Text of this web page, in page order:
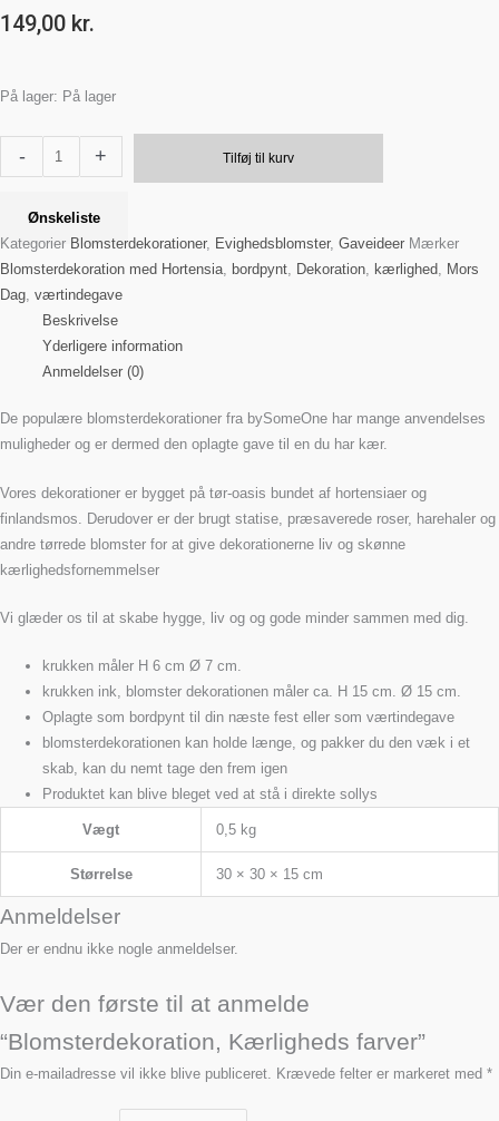
149,00 kr.
På lager: På lager
- + Tilføj til kurv
Ønskeliste
Kategorier Blomsterdekorationer, Evighedsblomster, Gaveideer Mærker
Blomsterdekoration med Hortensia, bordpynt, Dekoration, kærlighed, Mors
Dag, værtindegave
Beskrivelse
Yderligere information
Anmeldelser (0)
De populære blomsterdekorationer fra bySomeOne har mange anvendelses
muligheder og er dermed den oplagte gave til en du har kær.
Vores dekorationer er bygget på tør-oasis bundet af hortensiaer og
finlandsmos. Derudover er der brugt statise, præsaverede roser, harehaler og
andre tørrede blomster for at give dekorationerne liv og skønne
kærlighedsfornemmelser
Vi glæder os til at skabe hygge, liv og og gode minder sammen med dig.
krukken måler H 6 cm Ø 7 cm.
krukken ink, blomster dekorationen måler ca. H 15 cm. Ø 15 cm.
Oplagte som bordpynt til din næste fest eller som værtindegave
blomsterdekorationen kan holde længe, og pakker du den væk i et
skab, kan du nemt tage den frem igen
Produktet kan blive bleget ved at stå i direkte sollys
Vægt 0,5 kg
Størrelse 30 × 30 × 15 cm
Anmeldelser
Der er endnu ikke nogle anmeldelser.
Vær den første til at anmelde
“Blomsterdekoration, Kærligheds farver”
Din e-mailadresse vil ikke blive publiceret. Krævede felter er markeret med *